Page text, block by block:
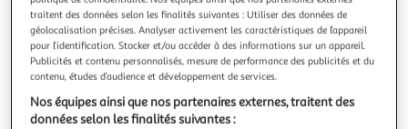
rafraîchissement adaptatif de 120 Hz, il garantit une
immersion visuelle incomparable.Équipé du processeur
Snapdragon 8 Elite et de 12 G
Garantie fabricant: 2 ans *
Vendu parBoulanger
Livr. ou retrait dès 3/4 jours
Livraison et retrait offerts
Plus d'options
traitent des données selon les finalités suivantes : Utiliser des données de
géolocalisation précises. Analyser activement les caractéristiques de l’appareil
pour l’identification. Stocker et/ou accéder à des informations sur un appareil.
Publicités et contenu personnalisés, mesure de performance des publicités et du
contenu, études d’audience et développement de services.
Nos équipes ainsi que nos partenaires externes, traitent des
données selon les finalités suivantes :